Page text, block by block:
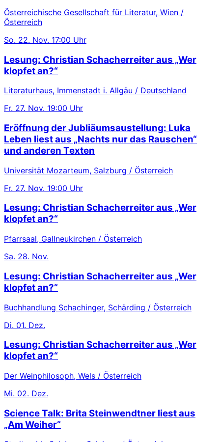
Österreichische Gesellschaft für Literatur, Wien /
Österreich
So. 22. Nov. 17:00 Uhr
Lesung: Christian Schacherreiter aus „Wer
klopfet an?“
Literaturhaus, Immenstadt i. Allgäu / Deutschland
Fr. 27. Nov. 19:00 Uhr
Eröffnung der Jubliäumsaustellung: Luka
Leben liest aus „Nachts nur das Rauschen“
und anderen Texten
Universität Mozarteum, Salzburg / Österreich
Fr. 27. Nov. 19:00 Uhr
Lesung: Christian Schacherreiter aus „Wer
klopfet an?“
Pfarrsaal, Gallneukirchen / Österreich
Sa. 28. Nov.
Lesung: Christian Schacherreiter aus „Wer
klopfet an?“
Buchhandlung Schachinger, Schärding / Österreich
Di. 01. Dez.
Lesung: Christian Schacherreiter aus „Wer
klopfet an?“
Der Weinphilosoph, Wels / Österreich
Mi. 02. Dez.
Science Talk: Brita Steinwendtner liest aus
„Am Weiher“